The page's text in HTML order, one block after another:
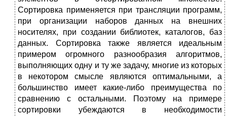
Сортировка применяется при трансляции программ,
при организации наборов данных на внешних
носителях, при создании библиотек, каталогов, баз
данных. Сортировка также является идеальным
примером огромного разнообразия алгоритмов,
выполняющих одну и ту же задачу, многие из которых
в некотором смысле являются оптимальными, а
большинство имеет какие-либо преимущества по
сравнению с остальными. Поэтому на примере
сортировки убеждаются в необходимости